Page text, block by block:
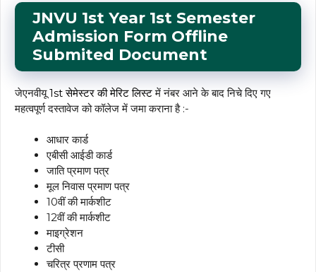
JNVU 1st Year 1st Semester
Admission Form Offline
Submited Document
जेएनवीयू1st सेमेस्टर की मेरिट लिस्टमें नंबर आने के बाद निचे दिए गए
महत्वपूर्ण दस्तावेज को कॉलेज में जमा कराना है :-
आधार कार्ड
एबीसी आईडी कार्ड
जाति प्रमाण पत्र
मूल निवास प्रमाण पत्र
10वीं की मार्कशीट
12वीं की मार्कशीट
माइग्रेशन
टीसी
चरित्र प्रणाम पत्र